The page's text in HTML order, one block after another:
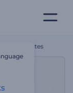
Estudiantes